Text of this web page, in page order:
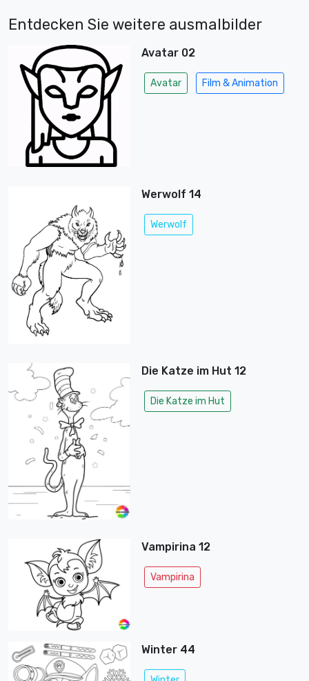
Entdecken Sie weitere ausmalbilder
Avatar 02
Avatar Film & Animation
Werwolf 14
Werwolf
Die Katze im Hut 12
Die Katze im Hut
Vampirina 12
Vampirina
Winter 44